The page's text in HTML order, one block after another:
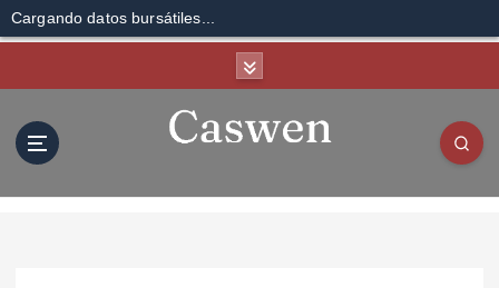
Cargando datos bursátiles...